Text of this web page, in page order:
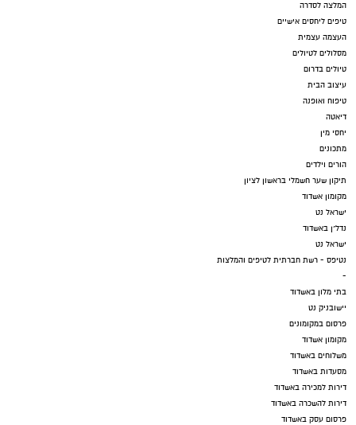
המלצה לסדרה
טיפים ליחסים אישיים
העצמה עצמית
מסלולים לטיולים
טיולים בדרום
עיצוב הבית
טיפוח ואופנה
דיאטה
יחסי מין
מתכונים
הורים וילדים
תיקון שער חשמלי בראשון לציון
מקומון אשדוד
ישראל נט
נדל"ן באשדוד
ישראל נט
נטיפס - רשת חברתית לטיפים והמלצות
-
בתי מלון באשדוד
יישובניק נט
פרסום במקומונים
מקומון אשדוד
משלוחים באשדוד
מסעדות באשדוד
דירות למכירה באשדוד
דירות להשכרה באשדוד
פרסום עסק באשדוד